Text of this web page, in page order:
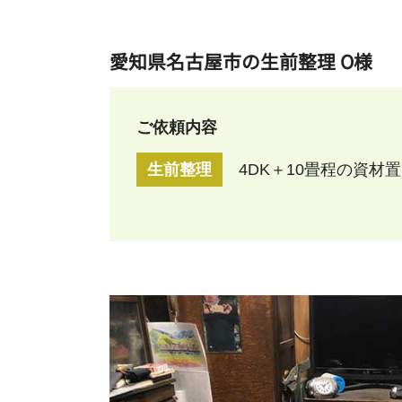
愛知県名古屋市の生前整理 O様
ご依頼内容
生前整理 4DK＋10畳程の資材